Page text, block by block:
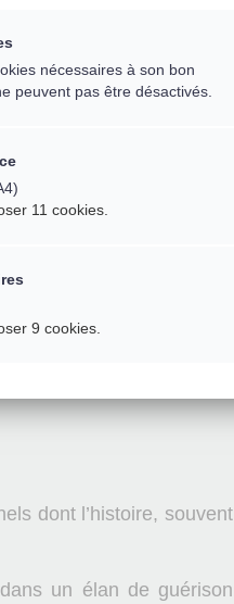
dont l’histoire, souvent
un élan de guérison
nécessaires à son bon
peuvent pas être désactivés.
11 cookies.
9 cookies.